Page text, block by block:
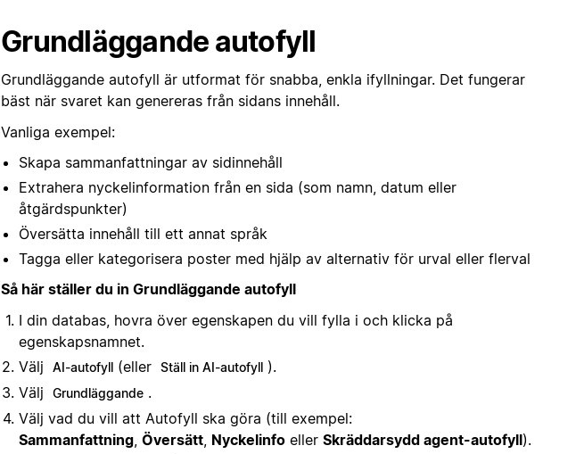
Grundläggande autofyll
Grundläggande autofyll är utformat för snabba, enkla ifyllningar. Det fungerar
bäst när svaret kan genereras från sidans innehåll.
Vanliga exempel:
Skapa sammanfattningar av sidinnehåll
Extrahera nyckelinformation från en sida (som namn, datum eller
åtgärdspunkter)
Översätta innehåll till ett annat språk
Tagga eller kategorisera poster med hjälp av alternativ för urval eller flerval
Så här ställer du in Grundläggande autofyll
I din databas, hovra över egenskapen du vill fylla i och klicka på
egenskapsnamnet.
Välj
AI-autofyll (eller Ställ in AI-autofyll ).
Välj
Grundläggande .
Välj vad du vill att Autofyll ska göra (till exempel:
Sammanfattning Översätt Nyckelinfo eller Skräddarsydd agent-autofyll).